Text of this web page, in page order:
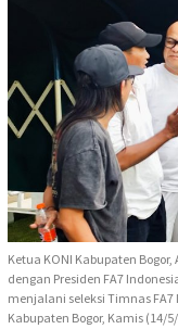
Ketua KONI Kabupaten
dengan Presiden FA7
menjalani seleksi Timnas
Kabupaten Bogor, Kamis (14/